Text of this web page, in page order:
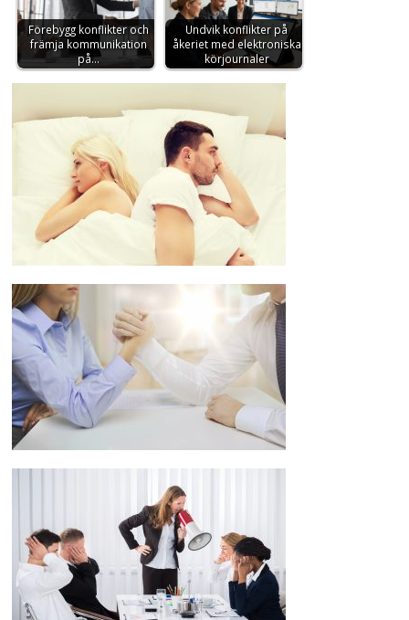
Förebygg konflikter och
främja kommunikation
på…
Undvik konflikter på
åkeriet med elektroniska
körjournaler